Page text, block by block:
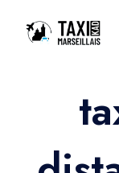
Accueil
Nos services
Nos